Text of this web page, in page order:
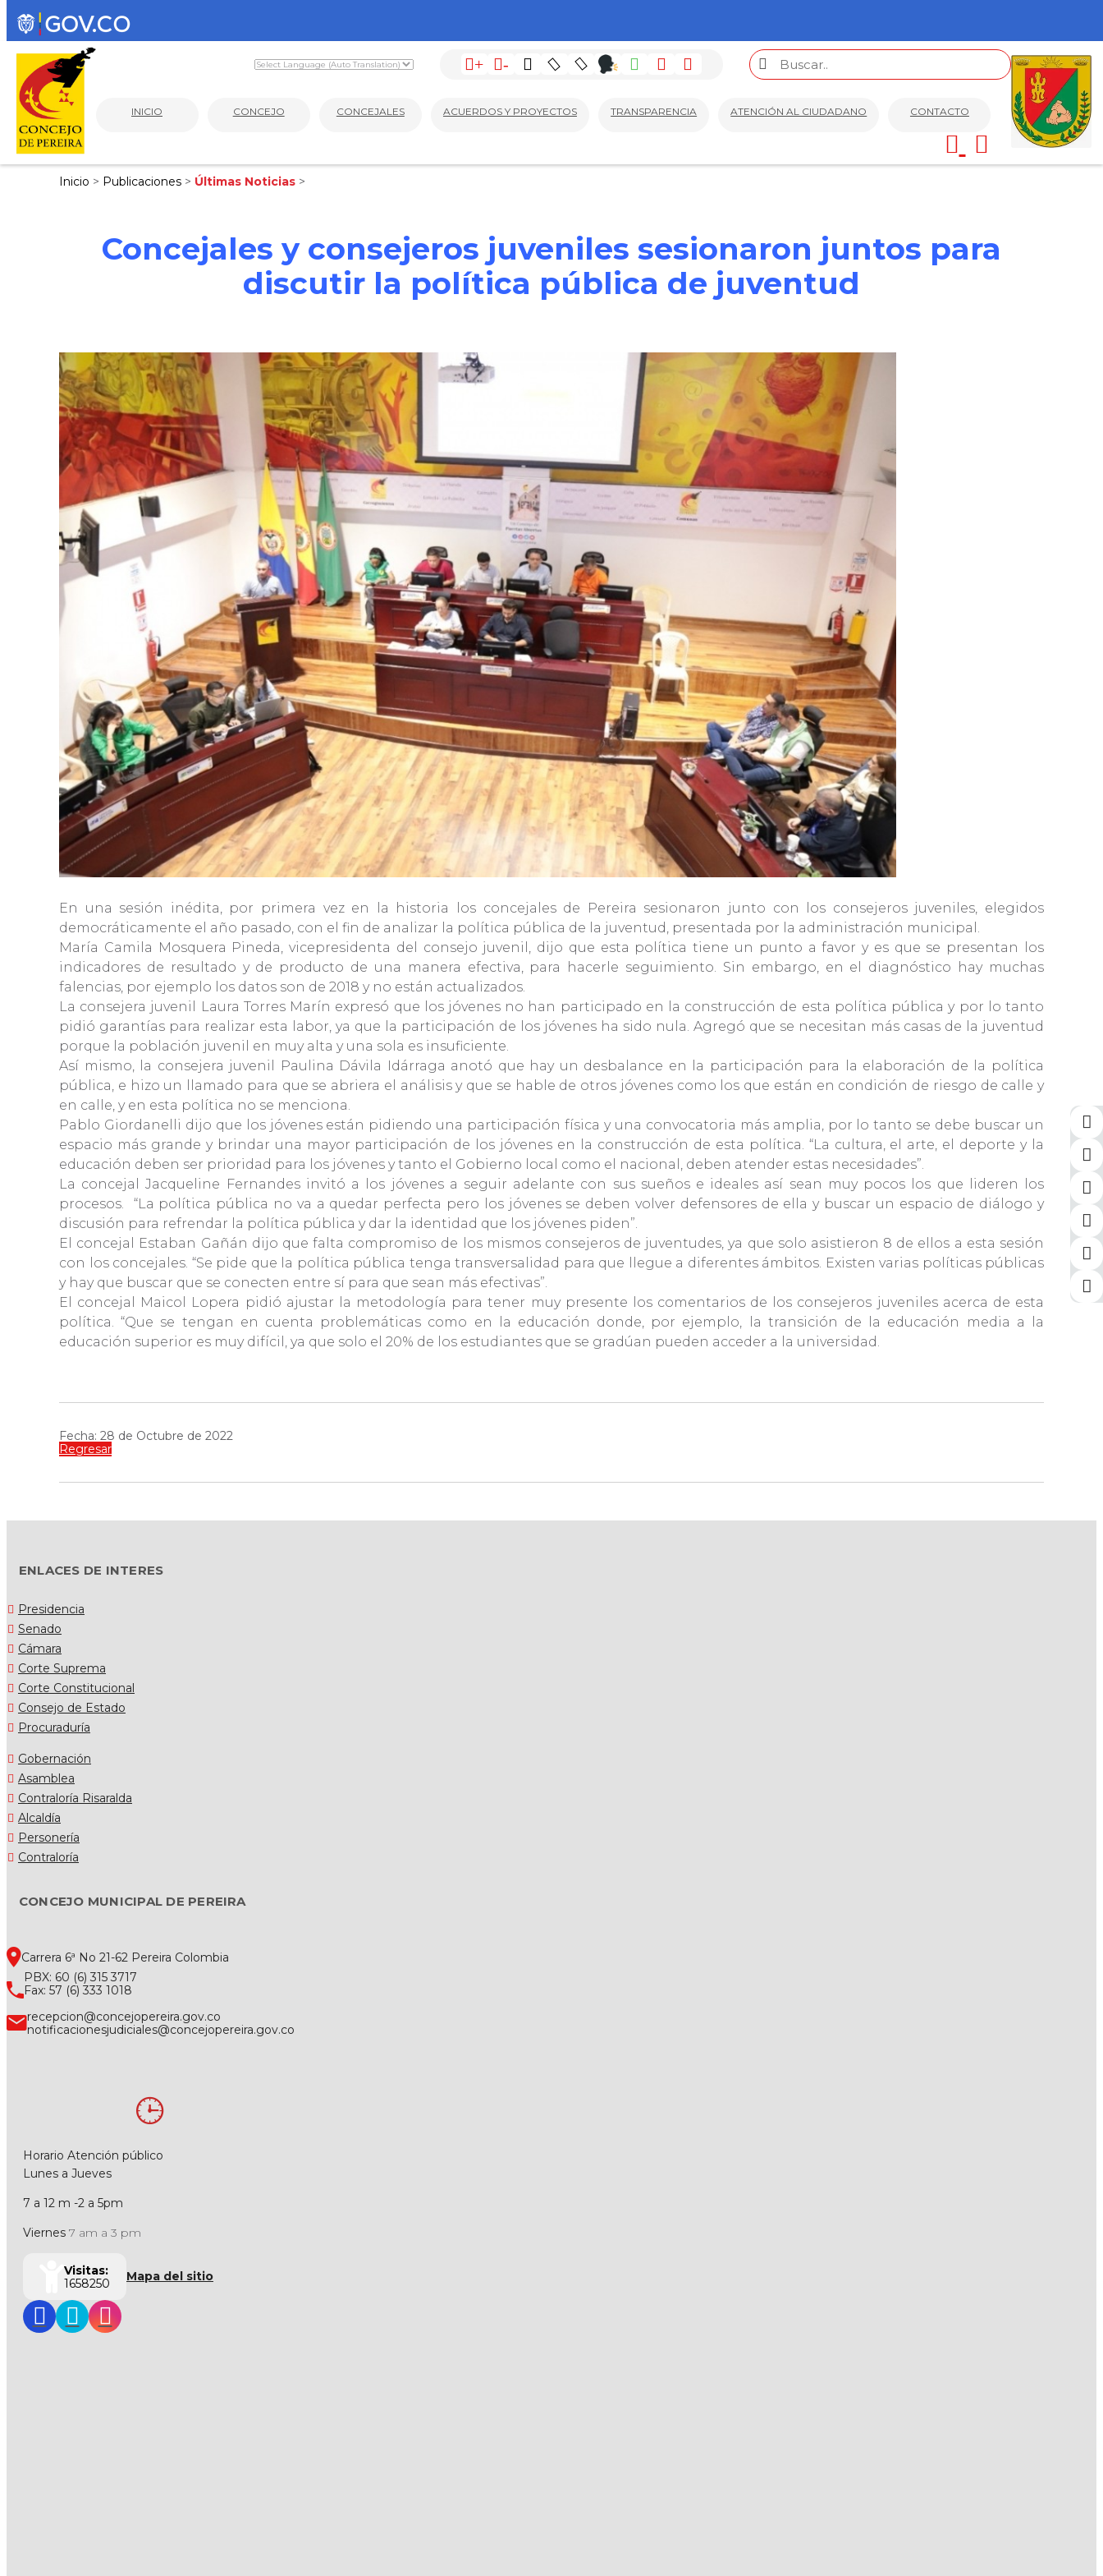
+ -
INICIO CONCEJO CONCEJALES ACUERDOS Y PROYECTOS TRANSPARENCIA ATENCIÓN AL CIUDADANO CONTACTO
Inicio > Publicaciones > Últimas Noticias >
Concejales y consejeros juveniles sesionaron juntos para
discutir la política pública de juventud
En una sesión inédita, por primera vez en la historia los concejales de Pereira sesionaron junto con los consejeros juveniles, elegidos
democráticamente el año pasado, con el fin de analizar la política pública de la juventud, presentada por la administración municipal.
María Camila Mosquera Pineda, vicepresidenta del consejo juvenil, dijo que esta política tiene un punto a favor y es que se presentan los
indicadores de resultado y de producto de una manera efectiva, para hacerle seguimiento. Sin embargo, en el diagnóstico hay muchas
falencias, por ejemplo los datos son de 2018 y no están actualizados.
La consejera juvenil Laura Torres Marín expresó que los jóvenes no han participado en la construcción de esta política pública y por lo tanto
pidió garantías para realizar esta labor, ya que la participación de los jóvenes ha sido nula. Agregó que se necesitan más casas de la juventud
porque la población juvenil en muy alta y una sola es insuficiente.
Así mismo, la consejera juvenil Paulina Dávila Idárraga anotó que hay un desbalance en la participación para la elaboración de la política
pública, e hizo un llamado para que se abriera el análisis y que se hable de otros jóvenes como los que están en condición de riesgo de calle y
en calle, y en esta política no se menciona.
Pablo Giordanelli dijo que los jóvenes están pidiendo una participación física y una convocatoria más amplia, por lo tanto se debe buscar un
espacio más grande y brindar una mayor participación de los jóvenes en la construcción de esta política. “La cultura, el arte, el deporte y la
educación deben ser prioridad para los jóvenes y tanto el Gobierno local como el nacional, deben atender estas necesidades”.
La concejal Jacqueline Fernandes invitó a los jóvenes a seguir adelante con sus sueños e ideales así sean muy pocos los que lideren los
procesos. “La política pública no va a quedar perfecta pero los jóvenes se deben volver defensores de ella y buscar un espacio de diálogo y
discusión para refrendar la política pública y dar la identidad que los jóvenes piden”.
El concejal Estaban Gañán dijo que falta compromiso de los mismos consejeros de juventudes, ya que solo asistieron 8 de ellos a esta sesión
con los concejales. “Se pide que la política pública tenga transversalidad para que llegue a diferentes ámbitos. Existen varias políticas públicas
y hay que buscar que se conecten entre sí para que sean más efectivas”.
El concejal Maicol Lopera pidió ajustar la metodología para tener muy presente los comentarios de los consejeros juveniles acerca de esta
política. “Que se tengan en cuenta problemáticas como en la educación donde, por ejemplo, la transición de la educación media a la
educación superior es muy difícil, ya que solo el 20% de los estudiantes que se gradúan pueden acceder a la universidad.
Fecha: 28 de Octubre de 2022
Regresar
ENLACES DE INTERES
Presidencia
Senado
Cámara
Corte Suprema
Corte Constitucional
Consejo de Estado
Procuraduría
Gobernación
Asamblea
Contraloría Risaralda
Alcaldía
Personería
Contraloría
CONCEJO MUNICIPAL DE PEREIRA
Carrera 6ª No 21-62 Pereira Colombia
PBX: 60 (6) 315 3717
Fax: 57 (6) 333 1018
recepcion@concejopereira.gov.co
notificacionesjudiciales@concejopereira.gov.co
Horario Atención público
Lunes a Jueves
7 a 12 m -2 a 5pm
Viernes 7 am a 3 pm
Visitas:
1658250
Mapa del sitio